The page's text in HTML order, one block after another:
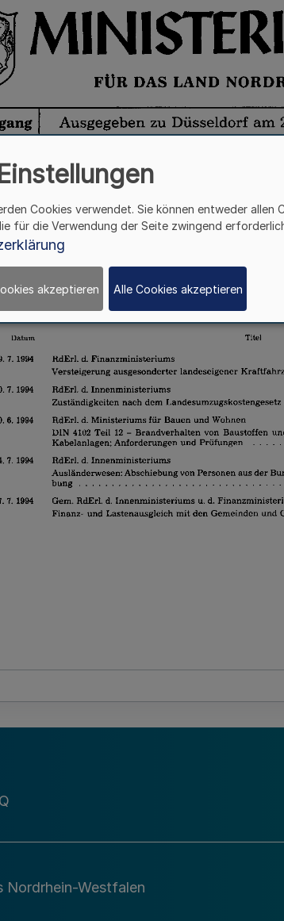
Nordrhein-Westfalen
Cookies verwendet. Sie können entweder allen
für die Verwendung der Seite zwingend
akzeptieren Alle Cookies akzeptieren